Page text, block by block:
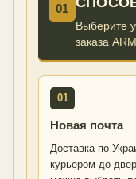
01
Выберите
заказа
01
Новая почта
Доставка по
курьером до